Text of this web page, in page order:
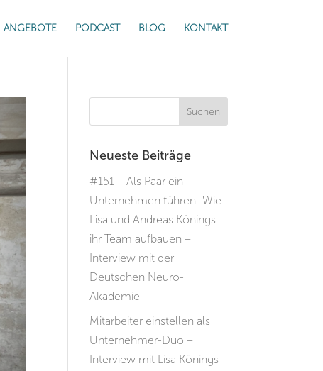
ANGEBOTE PODCAST BLOG KONTAKT
Neueste Beiträge
#151 – Als Paar ein
Unternehmen führen: Wie
Lisa und Andreas Könings
ihr Team aufbauen –
Interview mit der
Deutschen Neuro-
Akademie
Mitarbeiter einstellen als
Unternehmer-Duo –
Interview mit Lisa Könings